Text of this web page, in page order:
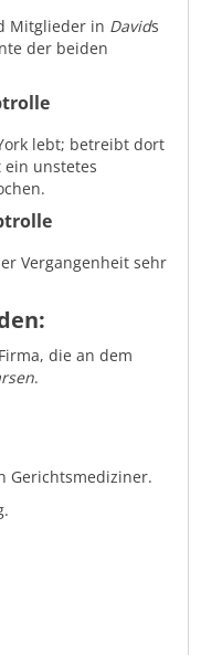
Mitglieder in Davids
der beiden
lebt; betreibt dort
unstetes
Vergangenheit sehr
die an dem
.
Gerichtsmediziner.